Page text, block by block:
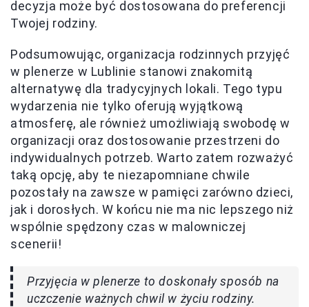
decyzja może być dostosowana do preferencji
Twojej rodziny.
Podsumowując, organizacja rodzinnych przyjęć
w plenerze w Lublinie stanowi znakomitą
alternatywę dla tradycyjnych lokali. Tego typu
wydarzenia nie tylko oferują wyjątkową
atmosferę, ale również umożliwiają swobodę w
organizacji oraz dostosowanie przestrzeni do
indywidualnych potrzeb. Warto zatem rozważyć
taką opcję, aby te niezapomniane chwile
pozostały na zawsze w pamięci zarówno dzieci,
jak i dorosłych. W końcu nie ma nic lepszego niż
wspólnie spędzony czas w malowniczej
scenerii!
Przyjęcia w plenerze to doskonały sposób na
uczczenie ważnych chwil w życiu rodziny.